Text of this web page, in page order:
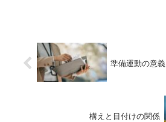
準備運動の意義
構えと目付けの関係